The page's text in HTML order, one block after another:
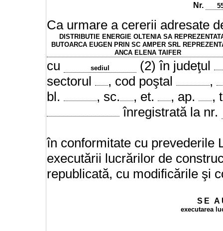
Nr.
Ca urmare a cererii adresate
DISTRIBUTIE ENERGIE OLTENIA SA
BUTOARCA EUGEN PRIN SC AMPER SRL
ANCA ELENA TAIFER
cu sediul
(2) în judeţul
sectorul
, cod poştal
,
bl.
, sc. , et. , ap.
,
înregistrată la nr.
în conformitate cu prevederile
executării lucrărilor de
republicată, cu modificările şi
SE
executarea